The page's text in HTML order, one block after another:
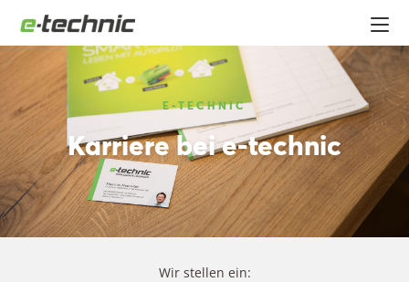
E-TECHNIC
Karriere bei e-technic
Wir stellen ein: